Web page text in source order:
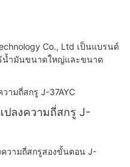
Co., Ltd เป็นแบรนด์
น้ำมันขนาดใหญ่และขนาด
ปลงความถี่สกรู J-